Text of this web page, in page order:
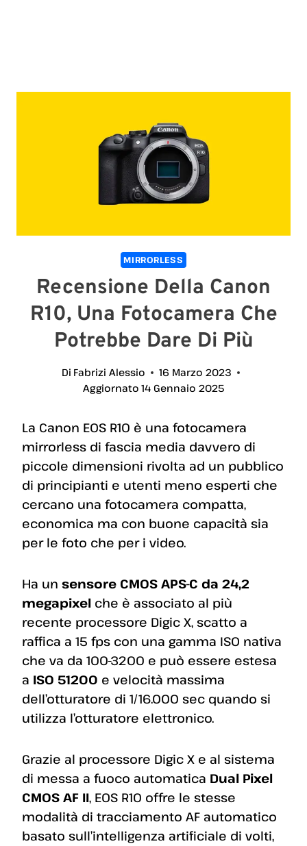
MIRRORLESS
Recensione Della Canon
R10, Una Fotocamera Che
Potrebbe Dare Di Più
Di Fabrizi Alessio
16 Marzo 2023
Aggiornato 14 Gennaio 2025
La Canon EOS R10 è una fotocamera
mirrorless di fascia media davvero di
piccole dimensioni rivolta ad un pubblico
di principianti e utenti meno esperti che
cercano una fotocamera compatta,
economica ma con buone capacità sia
per le foto che per i video.
Ha un sensore CMOS APS-C da 24,2
megapixel che è associato al più
recente processore Digic X, scatto a
raffica a 15 fps con una gamma ISO nativa
che va da 100-3200 e può essere estesa
a ISO 51200 e velocità massima
dell’otturatore di 1/16.000 sec quando si
utilizza l’otturatore elettronico.
Grazie al processore Digic X e al sistema
di messa a fuoco automatica Dual Pixel
CMOS AF II, EOS R10 offre le stesse
modalità di tracciamento AF automatico
basato sull’intelligenza artificiale di volti,